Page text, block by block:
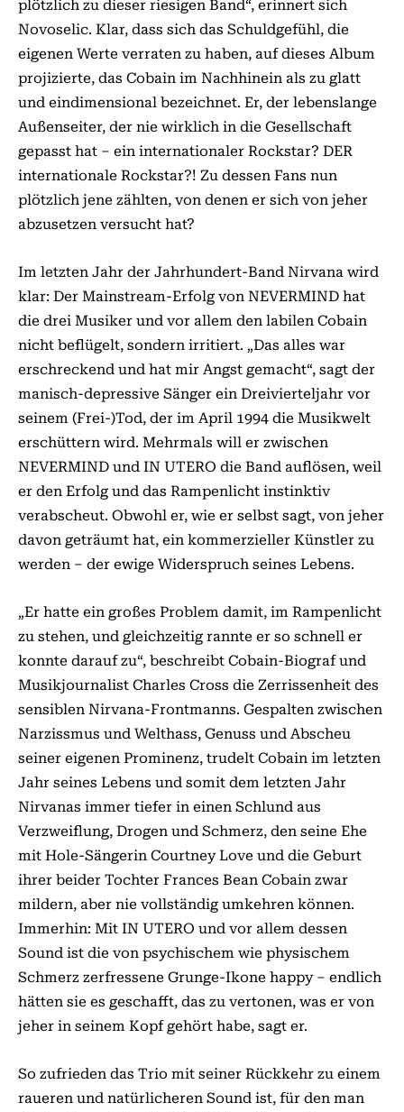
plötzlich zu dieser riesigen Band“, erinnert sich
Novoselic. Klar, dass sich das Schuldgefühl, die
eigenen Werte verraten zu haben, auf dieses Album
projizierte, das Cobain im Nachhinein als zu glatt
und eindimensional bezeichnet. Er, der lebenslange
Außenseiter, der nie wirklich in die Gesellschaft
gepasst hat – ein internationaler Rockstar? DER
internationale Rockstar?! Zu dessen Fans nun
plötzlich jene zählten, von denen er sich von jeher
abzusetzen versucht hat?
Im letzten Jahr der Jahrhundert-Band Nirvana wird
klar: Der Mainstream-Erfolg von NEVERMIND hat
die drei Musiker und vor allem den labilen Cobain
nicht beflügelt, sondern irritiert. „Das alles war
erschreckend und hat mir Angst gemacht“, sagt der
manisch-depressive Sänger ein Dreivierteljahr vor
seinem (Frei-)Tod, der im April 1994 die Musikwelt
erschüttern wird. Mehrmals will er zwischen
NEVERMIND und IN UTERO die Band auflösen, weil
er den Erfolg und das Rampenlicht instinktiv
verabscheut. Obwohl er, wie er selbst sagt, von jeher
davon geträumt hat, ein kommerzieller Künstler zu
werden – der ewige Widerspruch seines Lebens.
„Er hatte ein großes Problem damit, im Rampenlicht
zu stehen, und gleichzeitig rannte er so schnell er
konnte darauf zu“, beschreibt Cobain-Biograf und
Musikjournalist Charles Cross die Zerrissenheit des
sensiblen Nirvana-Frontmanns. Gespalten zwischen
Narzissmus und Welthass, Genuss und Abscheu
seiner eigenen Prominenz, trudelt Cobain im letzten
Jahr seines Lebens und somit dem letzten Jahr
Nirvanas immer tiefer in einen Schlund aus
Verzweiflung, Drogen und Schmerz, den seine Ehe
mit Hole-Sängerin Courtney Love und die Geburt
ihrer beider Tochter Frances Bean Cobain zwar
mildern, aber nie vollständig umkehren können.
Immerhin: Mit IN UTERO und vor allem dessen
Sound ist die von psychischem wie physischem
Schmerz zerfressene Grunge-Ikone happy – endlich
hätten sie es geschafft, das zu vertonen, was er von
jeher in seinem Kopf gehört habe, sagt er.
So zufrieden das Trio mit seiner Rückkehr zu einem
raueren und natürlicheren Sound ist, für den man